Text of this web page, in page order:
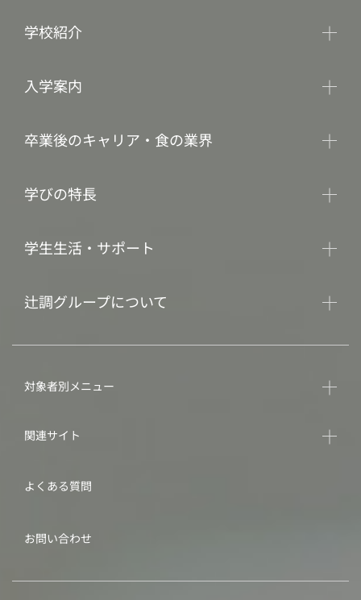
学校紹介
入学案内
卒業後のキャリア・食の業界
学びの特長
学生生活・サポート
辻調グループについて
対象者別メニュー
関連サイト
よくある質問
お問い合わせ